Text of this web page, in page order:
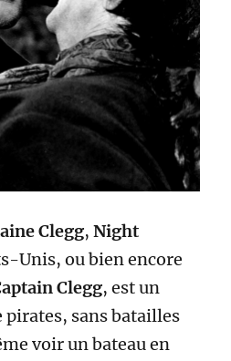
Clegg,Night
Unis, ou bien encore
Clegg, est un
sans batailles
voir un bateau en